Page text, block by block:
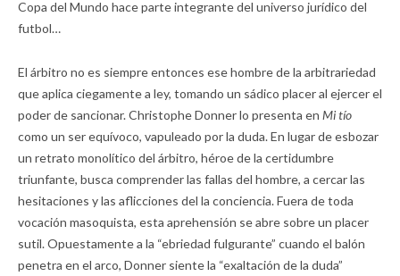
Copa del Mundo hace parte integrante del universo jurídico del
futbol…
El árbitro no es siempre entonces ese hombre de la arbitrariedad
que aplica ciegamente a ley, tomando un sádico placer al ejercer el
poder de sancionar. Christophe Donner lo presenta en Mi tío
como un ser equívoco, vapuleado por la duda. En lugar de esbozar
un retrato monolítico del árbitro, héroe de la certidumbre
triunfante, busca comprender las fallas del hombre, a cercar las
hesitaciones y las aflicciones del la conciencia. Fuera de toda
vocación masoquista, esta aprehensión se abre sobre un placer
sutil. Opuestamente a la “ebriedad fulgurante” cuando el balón
penetra en el arco, Donner siente la “exaltación de la duda”